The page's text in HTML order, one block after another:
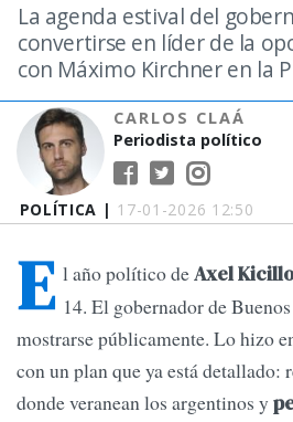
POLÍTICA | 17-01-2026 12:50
La agenda estival del
convertirse en líder de la
con Máximo Kirchner en la
CARLOS CLAÁ
Periodista político
E l año político deAxel
14. El gobernador de
mostrarse públicamente. Lo hizo
con un plan que ya está detallado:
donde veranean los argentinos y